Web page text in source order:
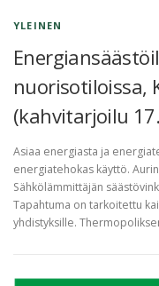
YLEINEN
nuorisotiloissa,
(kahvitarjoilu
Asiaa energiasta ja
energiatehokas käyttö.
Sähkölämmittäjän
Tapahtuma on tarkoitettu
yhdistyksille.